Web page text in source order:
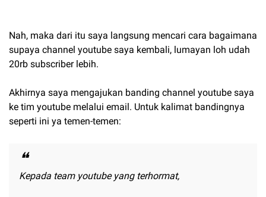
Nah, maka dari itu saya langsung mencari cara bagaimana
supaya channel youtube saya kembali, lumayan loh udah
20rb subscriber lebih.
Akhirnya saya mengajukan banding channel youtube saya
ke tim youtube melalui email. Untuk kalimat bandingnya
seperti ini ya temen-temen:
Kepada team youtube yang terhormat,